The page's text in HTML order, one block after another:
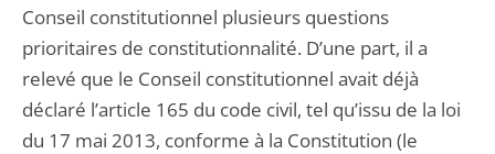
Conseil constitutionnel plusieurs questions
prioritaires de constitutionnalité. D’une part, il a
relevé que le Conseil constitutionnel avait déjà
déclaré l’article 165 du code civil, tel qu’issu de la loi
du 17 mai 2013, conforme à la Constitution (le